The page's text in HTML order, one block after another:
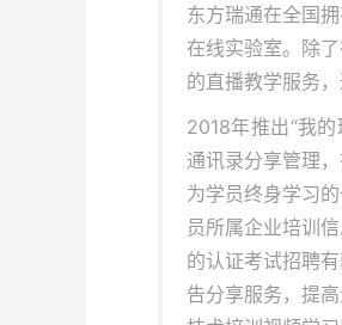
东方瑞通在全国
在线实验室。除
的直播教学服务
2018年推出“我
通讯录分享管理
为学员终身学习
员所属企业培训
的认证考试招聘
告分享服务，提